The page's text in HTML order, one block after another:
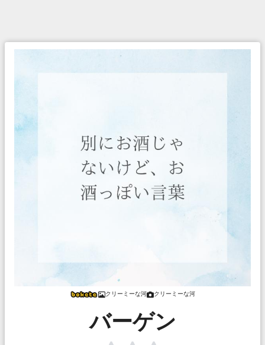
クリーミーな河 クリーミーな河
バーゲン